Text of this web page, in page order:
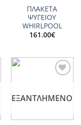
ΠΛΑΚΕΤΑ
ΨΥΓΕΙΟΥ
WHIRLPOOL
161.00€
ΕΞΑΝΤΛΗΜΈΝΟ